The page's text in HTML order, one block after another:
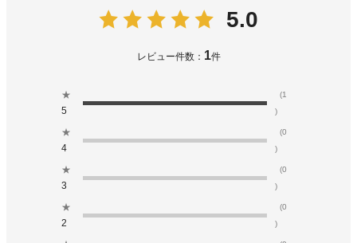
5.0
レビュー件数： 1件
★
5
(1
)
★
4
(0
)
★
3
(0
)
★
2
(0
)